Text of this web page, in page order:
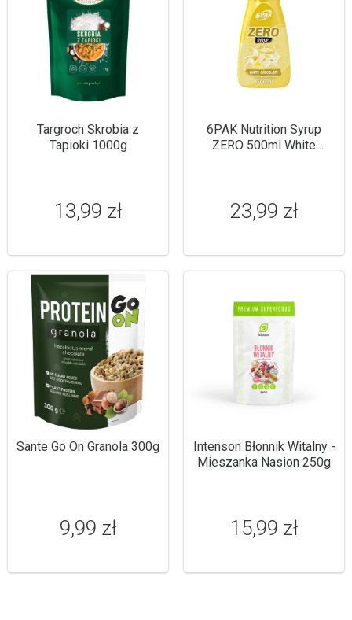
Targroch Skrobia z
Tapioki 1000g
13,99 zł
6PAK Nutrition Syrup
ZERO 500ml White
23,99 zł
Sante Go On Granola 300g
9,99 zł
Intenson Błonnik Witalny -
Mieszanka Nasion 250g
15,99 zł